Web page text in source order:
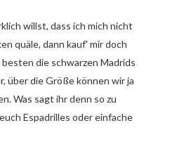
willst, dass ich mich nicht
quäle, dann kauf' mir doch
besten die schwarzen Madrids
über die Größe können wir ja
Was sagt ihr denn so zu
Espadrilles oder einfache